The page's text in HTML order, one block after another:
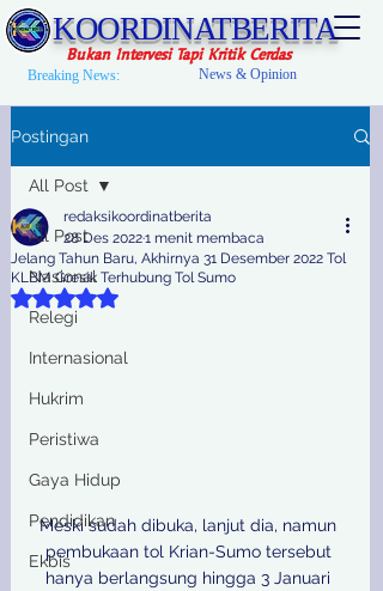
KOORDINATBERITA
Bukan Intervesi Tapi Kritik Cerdas
Breaking News: News & Opinion
Postingan
All Post
Nasional
Relegi
Internasional
Hukrim
Peristiwa
Gaya Hidup
Pendidikan
Ekbis
All Post
Jelang Tahun Baru, Akhirnya 31 Desember 2022 Tol
KLBM Gresik Terhubung Tol Sumo
redaksikoordinatberita
28 Des 20221 menit membaca
Dinilai NaN dari 5 bintang.
Meski sudah dibuka, lanjut dia, namun
pembukaan tol Krian-Sumo tersebut
hanya berlangsung hingga 3 Januari